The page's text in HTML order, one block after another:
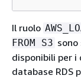
Il ruolo
FROM S3 sono
disponibili per i
database RDS